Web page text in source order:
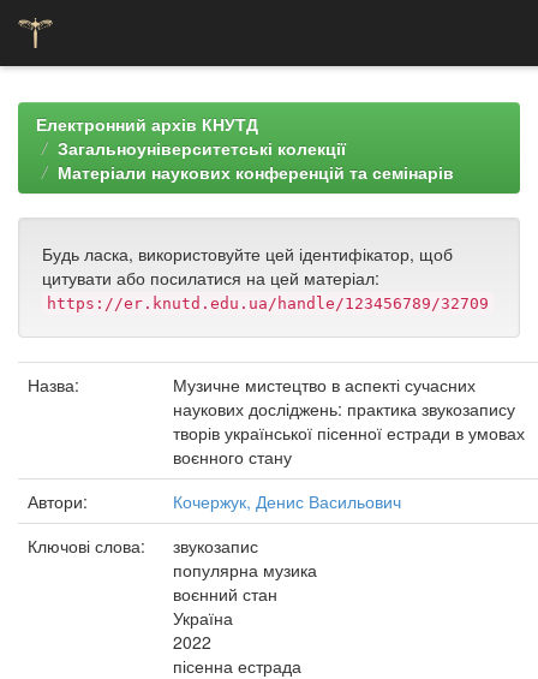
navigationЕлектронний архів КНУТД
Загальноуніверситетські колекції
Матеріали наукових конференцій та семінарів
Будь ласка, використовуйте цей ідентифікатор, щоб
цитувати або посилатися на цей матеріал:
https://er.knutd.edu.ua/handle/123456789/32709
Назва:
Музичне мистецтво в аспекті сучасних
наукових досліджень: практика звукозапису
творів української пісенної естради в умовах
воєнного стану
Автори:
Кочержук, Денис Васильович
Ключові слова:
звукозапис
популярна музика
воєнний стан
Україна
2022
пісенна естрада